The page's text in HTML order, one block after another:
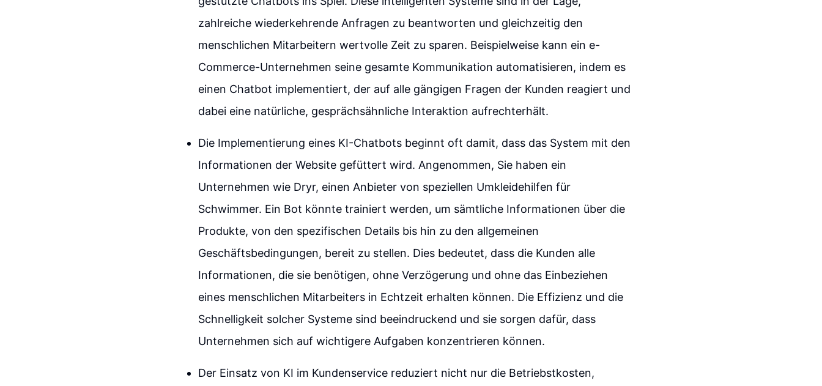
zahlreiche wiederkehrende Anfragen zu beantworten und gleichzeitig den
menschlichen Mitarbeitern wertvolle Zeit zu sparen. Beispielweise kann ein e-
Commerce-Unternehmen seine gesamte Kommunikation automatisieren, indem es
einen Chatbot implementiert, der auf alle gängigen Fragen der Kunden reagiert und
dabei eine natürliche, gesprächsähnliche Interaktion aufrechterhält.
Die Implementierung eines KI-Chatbots beginnt oft damit, dass das System mit den
Informationen der Website gefüttert wird. Angenommen, Sie haben ein
Unternehmen wie Dryr, einen Anbieter von speziellen Umkleidehilfen für
Schwimmer. Ein Bot könnte trainiert werden, um sämtliche Informationen über die
Produkte, von den spezifischen Details bis hin zu den allgemeinen
Geschäftsbedingungen, bereit zu stellen. Dies bedeutet, dass die Kunden alle
Informationen, die sie benötigen, ohne Verzögerung und ohne das Einbeziehen
eines menschlichen Mitarbeiters in Echtzeit erhalten können. Die Effizienz und die
Schnelligkeit solcher Systeme sind beeindruckend und sie sorgen dafür, dass
Unternehmen sich auf wichtigere Aufgaben konzentrieren können.
Der Einsatz von KI im Kundenservice reduziert nicht nur die Betriebstkosten,